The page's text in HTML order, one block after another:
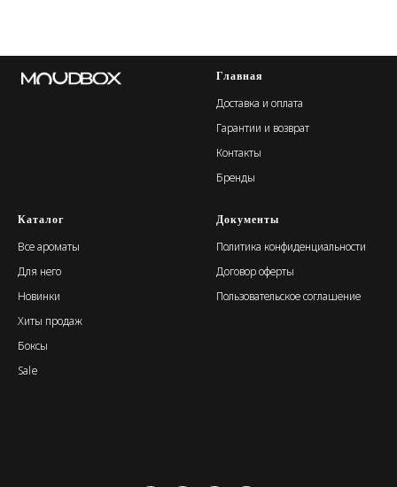
Главная
Доставка и оплата
Гарантии и возврат
Контакты
Бренды
Каталог
Все ароматы
Для него
Новинки
Хиты продаж
Боксы
Sale
Документы
Политика конфиденциальности
Договор оферты
Пользовательское соглашение